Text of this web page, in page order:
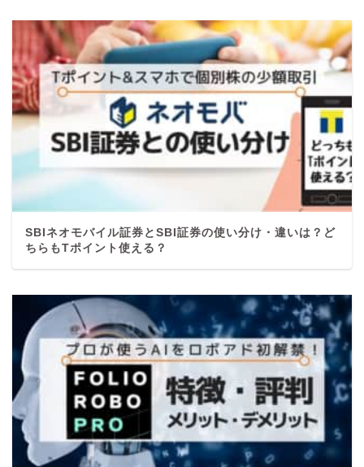
SBIネオモバイル証券とSBI証券の使い分け・違いは？ど
ちらもTポイント使える？